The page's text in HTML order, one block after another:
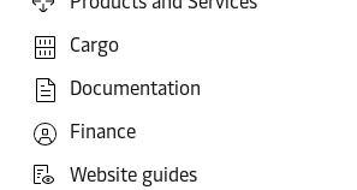
Cargo
Documentation
Finance
Website guides